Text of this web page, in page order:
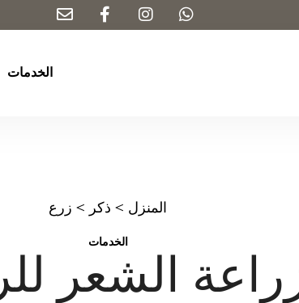
الخدمات
المنزل > ذكر > زرع
الخدمات
الشعر